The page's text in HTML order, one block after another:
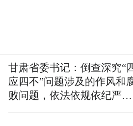
甘肃省委书记：倒查深究“
应四不”问题涉及的作风和
败问题，依法依规依纪严肃